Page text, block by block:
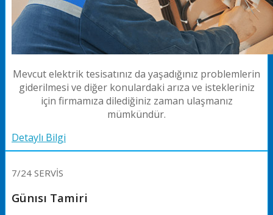
Mevcut elektrik tesisatınız da yaşadığınız problemlerin
giderilmesi ve diğer konulardaki arıza ve istekleriniz
için firmamıza dilediğiniz zaman ulaşmanız
mümkündür.
Detaylı Bilgi
7/24 SERVİS
Günısı Tamiri